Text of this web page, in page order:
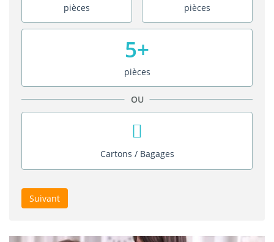
pièces pièces
5+
pièces
OU
Cartons / Bagages
Suivant